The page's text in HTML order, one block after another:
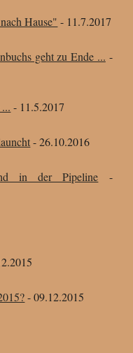
Hause" - 11.7.2017
geht zu Ende ... -
- 11.5.2017
- 26.10.2016
in der Pipeline -
2015
- 09.12.2015